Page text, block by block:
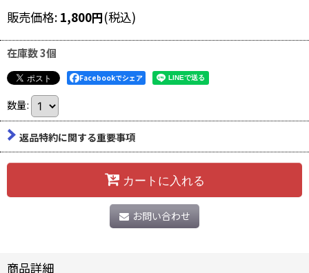
販売価格: 1,800円(税込)
在庫数 3個
Facebookでシェア
数量:
返品特約に関する重要事項
カートに入れる
お問い合わせ
商品詳細